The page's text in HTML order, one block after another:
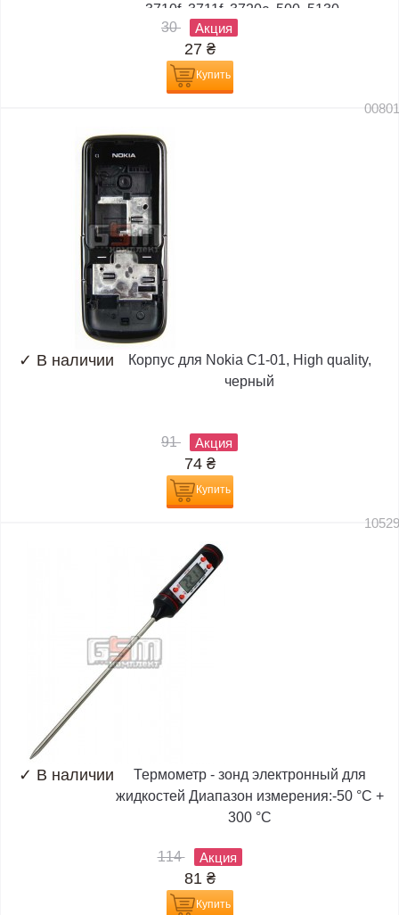
3710f, 3711f, 3720c, 500, 5130,...
30
Акция
27 ₴
Купить
✓ В наличии
Корпус для Nokia C1-01, High quality,
черный
91 Акция
74 ₴
Купить
✓ В наличии
Термометр - зонд электронный для
жидкостей Диапазон измерения:-50 °C +
300 °C
114 Акция
81 ₴
Купить